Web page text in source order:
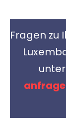
Fragen zu
unter